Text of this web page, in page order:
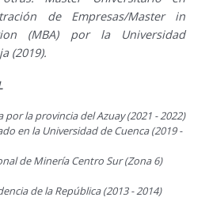
de Empresas/Master in
(MBA) por la Universidad
(2019).
la provincia del Azuay (2021 - 2022)
en la Universidad de Cuenca (2019 -
de Minería Centro Sur (Zona 6)
de la República (2013 - 2014)